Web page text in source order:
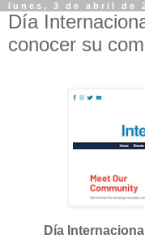
lunes, 3 de abril de
Día
conocer su
Día